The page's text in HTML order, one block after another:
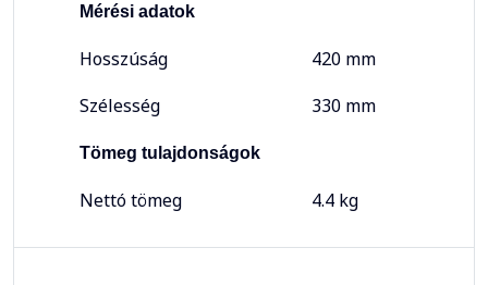
Mérési adatok
Hosszúság
420 mm
Szélesség
330 mm
Tömeg tulajdonságok
Nettó tömeg 4.4 kg